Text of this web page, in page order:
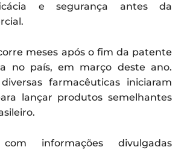
e segurança antes da
meses após o fim da patente
no país, em março deste ano.
farmacêuticas iniciaram
lançar produtos semelhantes
informações divulgadas